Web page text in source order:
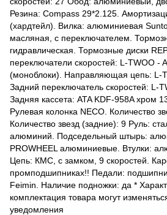
Резина: Compass 29*2.125.
(хардтейл). Вилка: алюминиевая
масляная, с переключателем.
гидравлическая. Тормозные диски
переключатели скоростей: L-TWOO -
(моноблоки). Направляющая цепь: L-
Задний переключатель скоростей: L-
Задняя кассета: ATA KDF-958A хром
Рулевая колонка NECO. Количество
Количество звезд (задние): 9 Руль:
алюминий. Подседельный штырь:
PROWHEEL алюминиевые. Втулки:
Цепь: КМС, с замком, 9 скоростей.
промподшипниках!! Педали:
Feimin. Наличие подножки: да *
комплектация товара могут
уведомления